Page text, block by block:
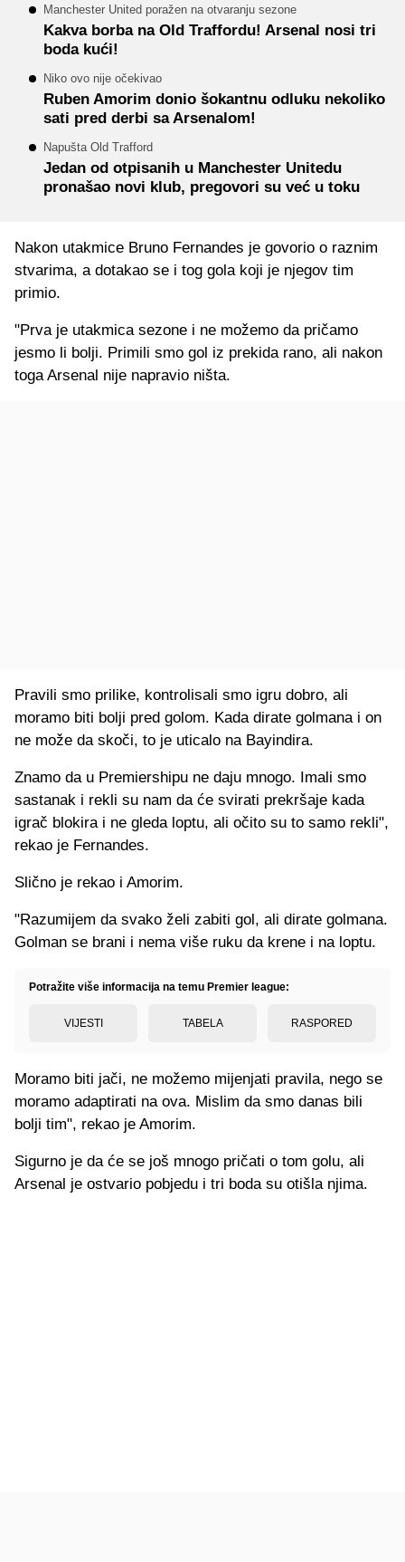
Manchester United poražen na otvaranju sezone
Kakva borba na Old Traffordu! Arsenal nosi tri
boda kući!
Niko ovo nije očekivao
Ruben Amorim donio šokantnu odluku nekoliko
sati pred derbi sa Arsenalom!
Napušta Old Trafford
Jedan od otpisanih u Manchester Unitedu
pronašao novi klub, pregovori su već u toku
Nakon utakmice Bruno Fernandes je govorio o raznim
stvarima, a dotakao se i tog gola koji je njegov tim
primio.
"Prva je utakmica sezone i ne možemo da pričamo
jesmo li bolji. Primili smo gol iz prekida rano, ali nakon
toga Arsenal nije napravio ništa.
Pravili smo prilike, kontrolisali smo igru dobro, ali
moramo biti bolji pred golom. Kada dirate golmana i on
ne može da skoči, to je uticalo na Bayindira.
Znamo da u Premiershipu ne daju mnogo. Imali smo
sastanak i rekli su nam da će svirati prekršaje kada
igrač blokira i ne gleda loptu, ali očito su to samo rekli",
rekao je Fernandes.
Slično je rekao i Amorim.
"Razumijem da svako želi zabiti gol, ali dirate golmana.
Golman se brani i nema više ruku da krene i na loptu.
Potražite više informacija na temu Premier league:
VIJESTI TABELA RASPORED
Moramo biti jači, ne možemo mijenjati pravila, nego se
moramo adaptirati na ova. Mislim da smo danas bili
bolji tim", rekao je Amorim.
Sigurno je da će se još mnogo pričati o tom golu, ali
Arsenal je ostvario pobjedu i tri boda su otišla njima.